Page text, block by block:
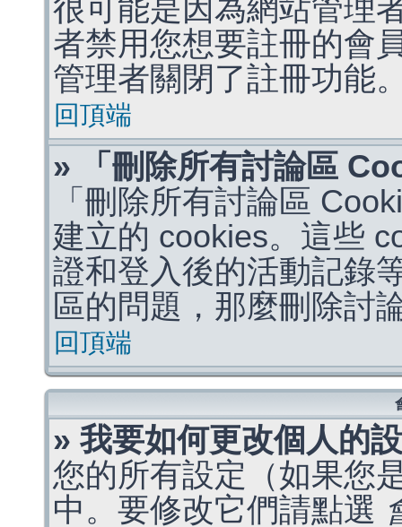
很可能是因為網站管理
者禁用您想要註冊的會
管理者關閉了註冊功能
回頂端
» 「刪除所有討論區
「刪除所有討論區
建立的 cookies。這些
證和登入後的活動記錄
區的問題，那麼刪除討
回頂端
» 我要如何更改個人的
您的所有設定（如果您
中。要修改它們請點選